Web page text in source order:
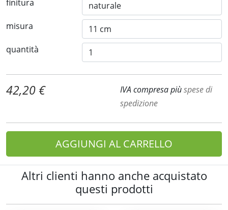
finitura
misura
quantità
42,20 € IVA compresa piùspese di
spedizione
AGGIUNGI AL CARRELLO
Altri clienti hanno anche acquistato
questi prodotti